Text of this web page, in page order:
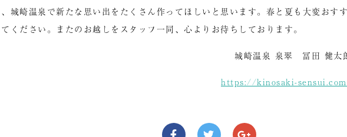
城崎温泉で新たな思い出をたくさん作ってほしいと思います。春と夏も大変おす
ください。またのお越しをスタッフ一同、心よりお待ちしております。
城崎温泉 泉翠 冨田 健太
https://kinosaki-